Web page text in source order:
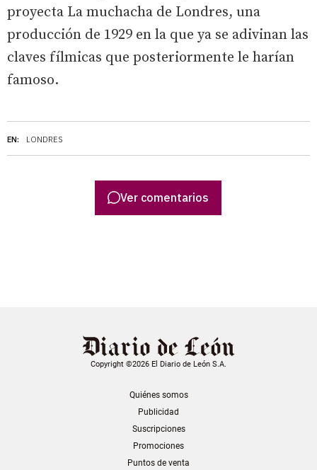
EN: LONDRES
proyecta La muchacha de Londres, una
producción de 1929 en la que ya se adivinan las
claves fílmicas que posteriormente le harían
famoso.
Ver comentarios
Copyright ©2026 El Diario de León S.A.
Quiénes somos
Publicidad
Suscripciones
Promociones
Puntos de venta